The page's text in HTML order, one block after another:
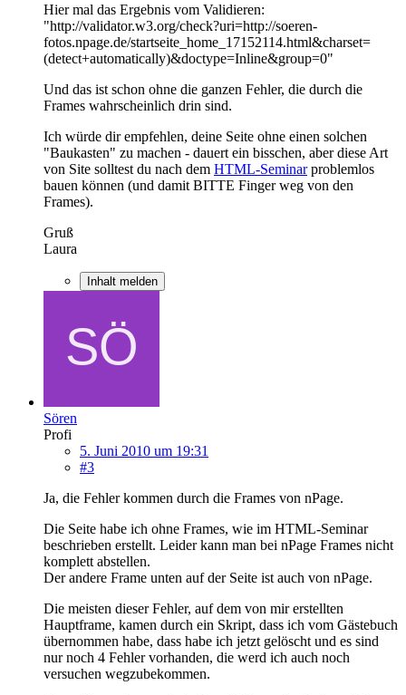
Hier mal das Ergebnis vom Validieren:
"http://validator.w3.org/check?uri=http://soeren-
fotos.npage.de/startseite_home_17152114.html&charset=
(detect+automatically)&doctype=Inline&group=0"
Und das ist schon ohne die ganzen Fehler, die durch die
Frames wahrscheinlich drin sind.
Ich würde dir empfehlen, deine Seite ohne einen solchen
"Baukasten" zu machen - dauert ein bisschen, aber diese Art
von Site solltest du nach dem HTML-Seminarproblemlos
bauen können (und damit BITTE Finger weg von den
Frames).
Gruß
Laura
Inhalt melden
Sören
Profi
5. Juni 2010 um 19:31
#3
Ja, die Fehler kommen durch die Frames von nPage.
Die Seite habe ich ohne Frames, wie im HTML-Seminar
beschrieben erstellt. Leider kann man bei nPage Frames nicht
komplett abstellen.
Der andere Frame unten auf der Seite ist auch von nPage.
Die meisten dieser Fehler, auf dem von mir erstellten
Hauptframe, kamen durch ein Skript, dass ich vom Gästebuch
übernommen habe, dass habe ich jetzt gelöscht und es sind
nur noch 4 Fehler vorhanden, die werd ich auch noch
versuchen wegzubekommen.